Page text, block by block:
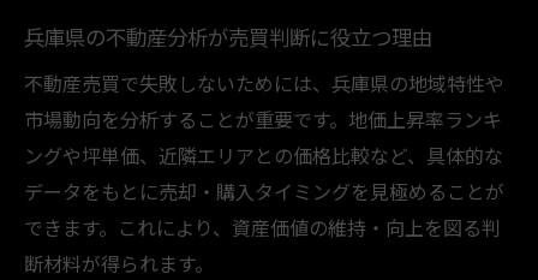
兵庫県の不動産分析が売買判断に役立つ理由
不動産売買で失敗しないためには、兵庫県の地域特性や
市場動向を分析することが重要です。地価上昇率ランキ
ングや坪単価、近隣エリアとの価格比較など、具体的な
データをもとに売却・購入タイミングを見極めることが
できます。これにより、資産価値の維持・向上を図る判
断材料が得られます。